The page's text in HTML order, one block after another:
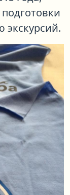
экскурсий.